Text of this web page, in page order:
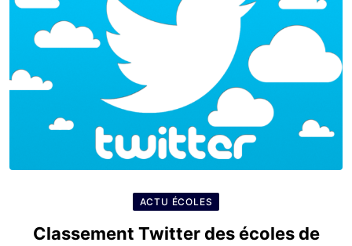
ACTU ÉCOLES
Classement Twitter des écoles de